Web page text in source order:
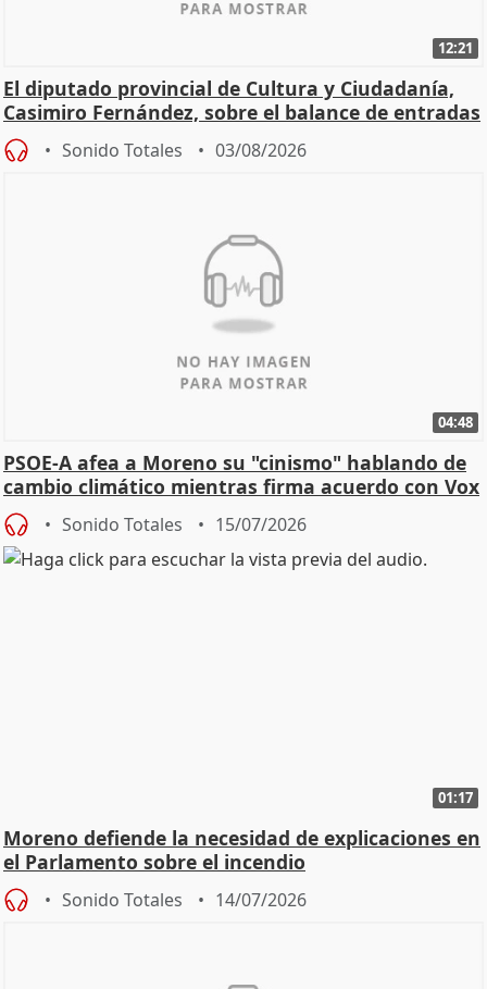
12:21
El diputado provincial de Cultura y Ciudadanía,
Casimiro Fernández, sobre el balance de entradas
Sonido Totales 03/08/2026
04:48
PSOE-A afea a Moreno su "cinismo" hablando de
cambio climático mientras firma acuerdo con Vox
Sonido Totales 15/07/2026
01:17
Moreno defiende la necesidad de explicaciones en
el Parlamento sobre el incendio
Sonido Totales 14/07/2026